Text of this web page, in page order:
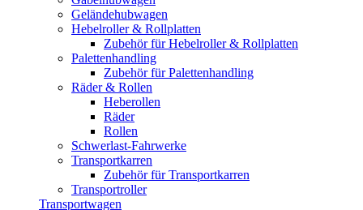
Geländehubwagen
Hebelroller & Rollplatten
Zubehör für Hebelroller & Rollplatten
Palettenhandling
Zubehör für Palettenhandling
Räder & Rollen
Heberollen
Räder
Rollen
Schwerlast-Fahrwerke
Transportkarren
Zubehör für Transportkarren
Transportroller
Transportwagen